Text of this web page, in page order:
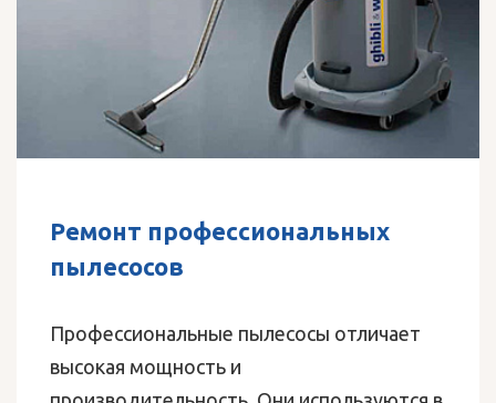
Ремонт профессиональных
пылесосов
Профессиональные пылесосы отличает
высокая мощность и